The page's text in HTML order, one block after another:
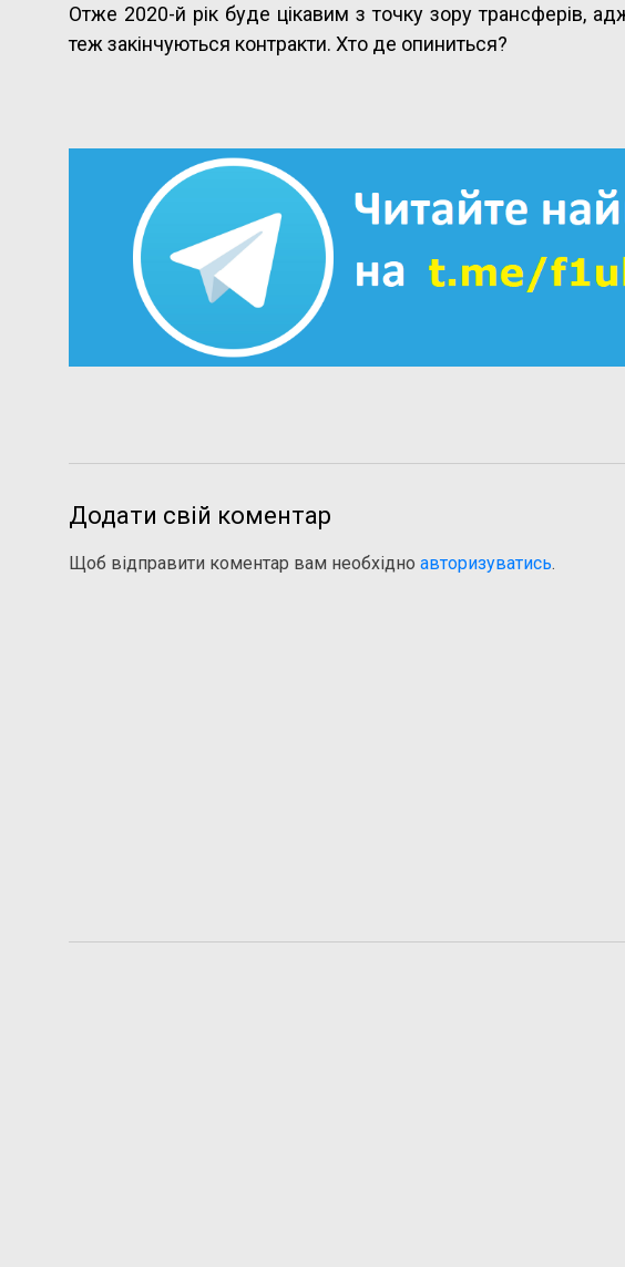
Отже 2020-й рік буде цікавим з точку зору трансферів,
теж закінчуються контракти. Хто де опиниться?
Додати свій коментар
Щоб відправити коментар вам необхідно авторизуватись.